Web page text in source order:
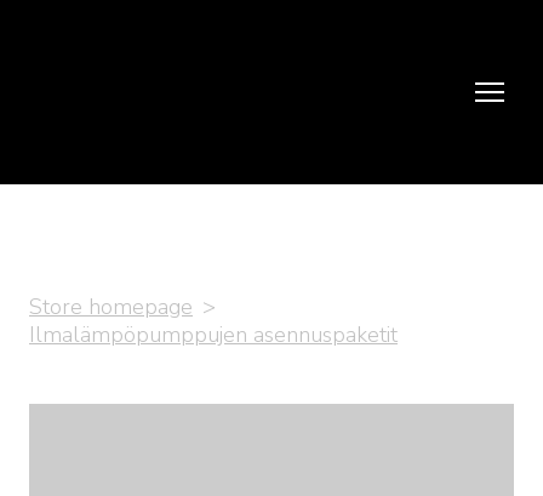
Store homepage
Ilmalämpöpumppujen asennuspaketit